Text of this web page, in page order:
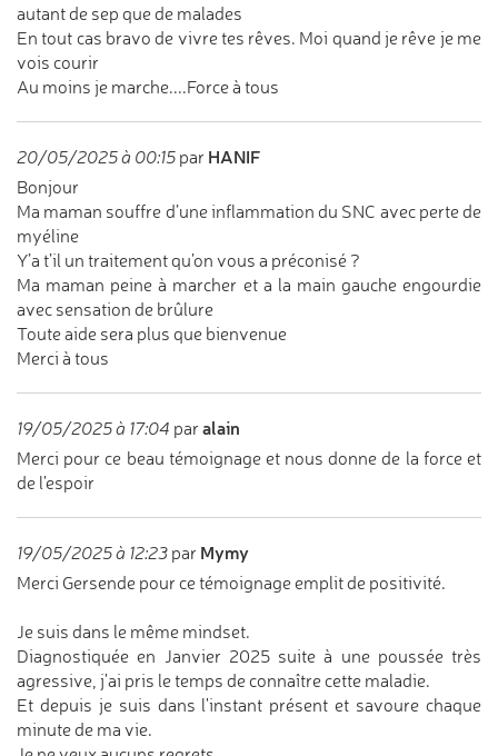
autant de sep que de malades
En tout cas bravo de vivre tes rêves. Moi quand je rêve je me
vois courir
Au moins je marche....Force à tous
20/05/2025 à 00:15 par HANIF
Bonjour
Ma maman souffre d’une inflammation du SNC avec perte de
myéline
Y’a t’il un traitement qu’on vous a préconisé ?
Ma maman peine à marcher et a la main gauche engourdie
avec sensation de brûlure
Toute aide sera plus que bienvenue
Merci à tous
19/05/2025 à 17:04 par alain
Merci pour ce beau témoignage et nous donne de la force et
de l'espoir
19/05/2025 à 12:23 par Mymy
Merci Gersende pour ce témoignage emplit de positivité.
Je suis dans le même mindset.
Diagnostiquée en Janvier 2025 suite à une poussée très
agressive, j'ai pris le temps de connaître cette maladie.
Et depuis je suis dans l'instant présent et savoure chaque
minute de ma vie.